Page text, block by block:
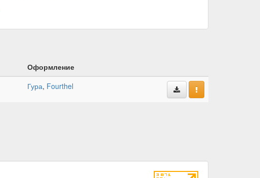
Оформление
Гура, Fourthel